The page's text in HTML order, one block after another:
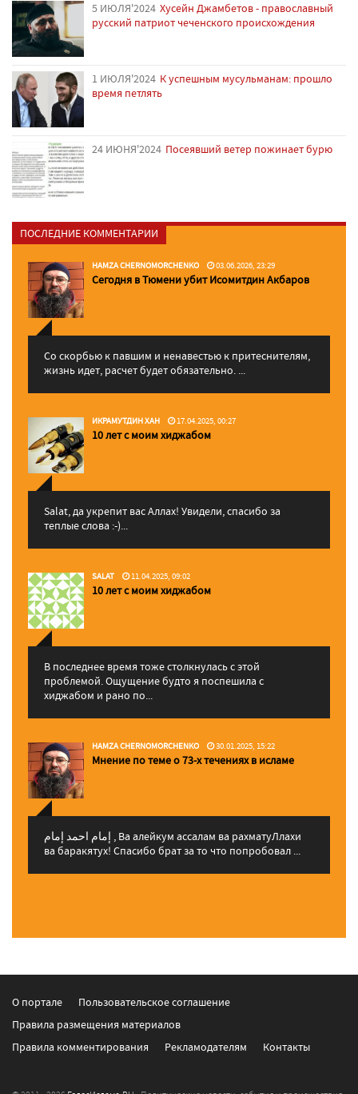
5 ИЮЛЯ'2024 Хусейн Джамбетов - православный
русский патриот чеченского происхождения
1 ИЮЛЯ'2024 К успешным мусульманам: прошло
время петлять
24 ИЮНЯ'2024 Посеявший ветер пожинает бурю
ПОСЛЕДНИЕ КОММЕНТАРИИ
HAMZA CHERNOMORCHENKO 03.06.2026, 23:29
Сегодня в Тюмени убит Исомитдин Акбаров
Со скорбью к павшим и ненавестью к притеснителям,
жизнь идет, расчет будет обязательно. ...
ИКРАМУТДИН ХАН 17.04.2025, 00:27
10 лет с моим хиджабом
Salat, да укрепит вас Аллаx! Увидели, спасибо за
теплые слова :-)...
SALAT 11.04.2025, 09:02
10 лет с моим хиджабом
В последнее время тоже столкнулась с этой
проблемой. Ощущение будто я поспешила с
хиджабом и рано по...
HAMZA CHERNOMORCHENKO 30.01.2025, 15:22
Мнение по теме о 73-х течениях в исламе
إمام احمد إمام , Ва алейкум ассалам ва рахматуЛлахи
ва баракятух! Спасибо брат за то что попробовал ...
О портале
Пользовательское соглашение
Правила размещения материалов
Правила комментирования
Рекламодателям Контакты